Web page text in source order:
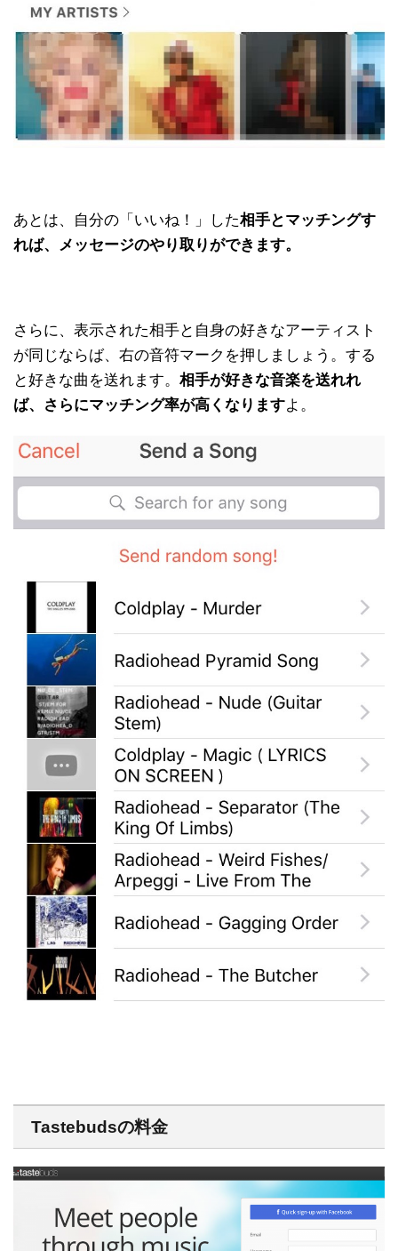
あとは、自分の「いいね！」した相手とマッチングす
れば、メッセージのやり取りができます。
さらに、表示された相手と自身の好きなアーティスト
が同じならば、右の音符マークを押しましょう。する
と好きな曲を送れます。 相手が好きな音楽を送れれ
ば、さらにマッチング率が高くなりますよ。
Tastebudsの料金